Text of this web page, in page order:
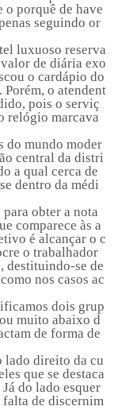
o porquê de have
seguindo or
luxuoso reserva
de diária exo
o cardápio do
o atendent
pois o serviç
relógio marcava
do mundo moder
central da distri
a qual cerca de
dentro da médi
obter a nota
comparece às a
é alcançar o c
o trabalhador
destituindo-se de
nos casos ac
dois grup
muito abaixo d
de forma de
lado direito da cu
que se destaca
do lado esquer
falta de discernim